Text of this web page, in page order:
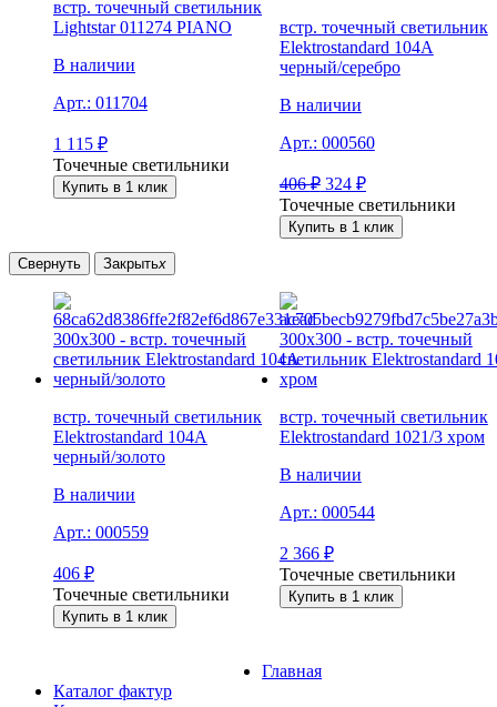
встр. точечный светильник
Lightstar 011274 PIANO
В наличии
Арт.: 011704
1 115 ₽
Точечные светильники
Купить в 1 клик
встр. точечный светильник
Elektrostandard 104A
черный/серебро
В наличии
Арт.: 000560
406₽ 324 ₽
Точечные светильники
Купить в 1 клик
встр. точечный светильник
Elektrostandard 104A
черный/золото
В наличии
Арт.: 000559
406 ₽
Точечные светильники
Купить в 1 клик
встр. точечный светильник
Elektrostandard 1021/3 хром
В наличии
Арт.: 000544
2 366 ₽
Точечные светильники
Купить в 1 клик
Свернуть Закрытьx
Главная
Каталог фактур